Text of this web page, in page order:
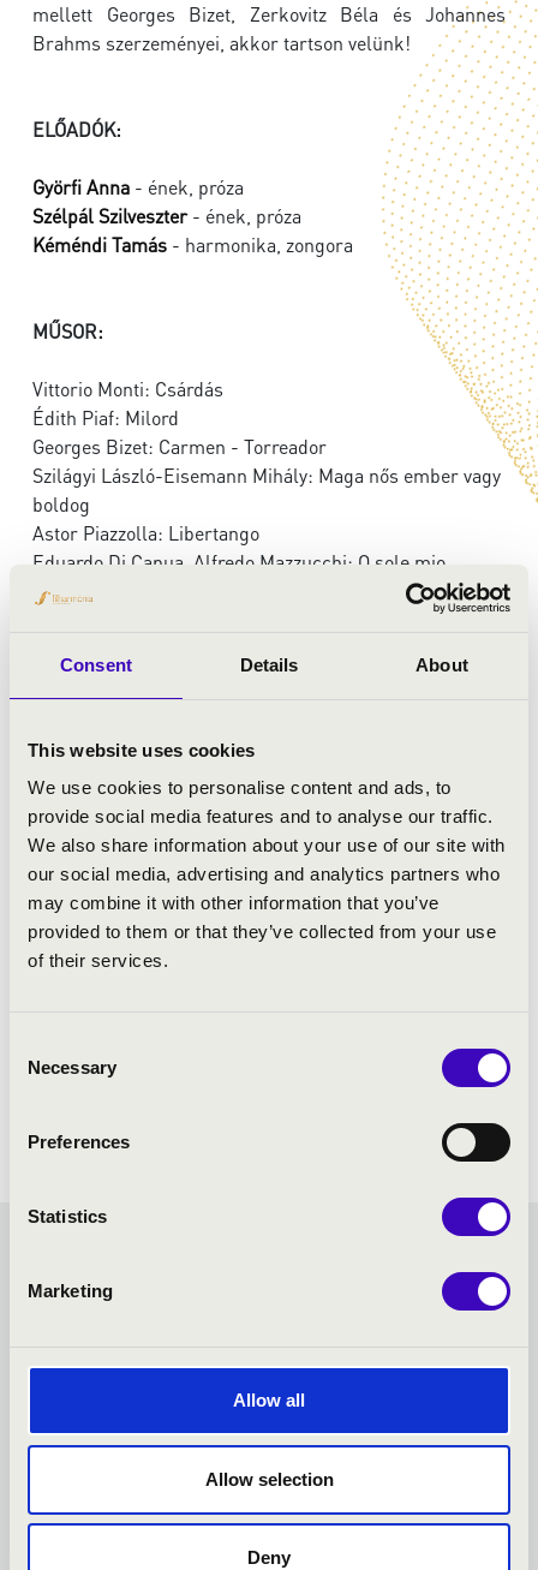
Consent Details About
This website uses cookies
We use cookies to personalise content and ads, to
provide social media features and to analyse our traffic.
We also share information about your use of our site with
our social media, advertising and analytics partners who
may combine it with other information that you’ve
provided to them or that they’ve collected from your use
of their services.
Selection
Necessary
Preferences
Statistics
Marketing
Allow all
Allow selection
Deny
mellett Georges Bizet, Zerkovitz Béla és Johannes
Brahms szerzeményei, akkor tartson velünk!
ELŐADÓK:
Györfi Anna - ének, próza
Szélpál Szilveszter- ének, próza
Kéméndi Tamás - harmonika, zongora
MŰSOR:
Vittorio Monti: Csárdás
Édith Piaf: Milord
Georges Bizet: Carmen - Torreador
Szilágyi László-Eisemann Mihály: Maga nős ember vagy
boldog
Astor Piazzolla: Libertango
Eduardo Di Capua, Alfredo Mazzucchi: O sole mio
Harmath Imre - Eisemann Mihály: Lesz maga juszt is...
Martos Ferenc-Huszka Jenő: Londonban hej...
Karády Katalin: Holnap, ki tudja látsz e még?
Ifj. Jáhn Antal: Orosz fantázia
Zerkovitz Béla - Szilágyi János: Éjjel az Omnibusz
tetején
Kálmán Imre: Húzzad csak kivilágos…
Zerkovitz Béla: Mi muzsikus lelkek
KONCERTEK